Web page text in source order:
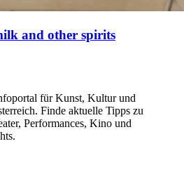
and other spirits
für Kunst, Kultur und
Finde aktuelle Tipps zu
Performances, Kino und